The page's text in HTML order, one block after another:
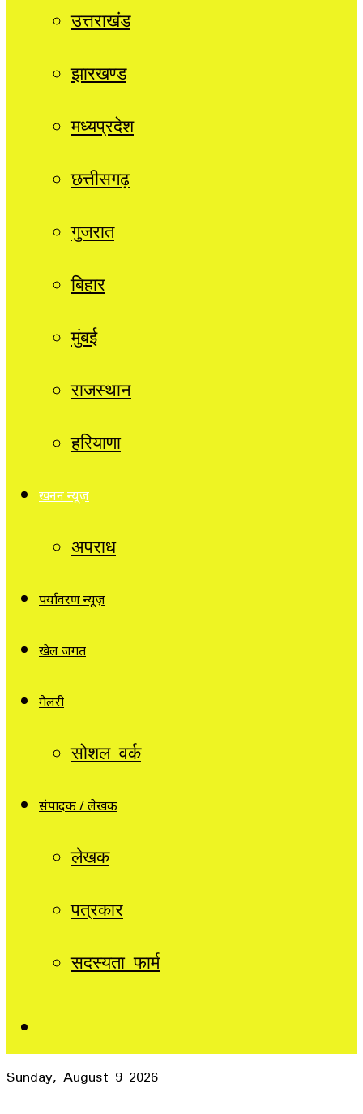
उत्तराखंड
झारखण्ड
मध्यप्रदेश
छत्तीसगढ़
गुजरात
बिहार
मुंबई
राजस्थान
हरियाणा
खनन न्यूज़
अपराध
पर्यावरण न्यूज़
खेल जगत
गैलरी
सोशल वर्क
संपादक / लेखक
लेखक
पत्रकार
सदस्यता फार्म
Sunday, August 9 2026